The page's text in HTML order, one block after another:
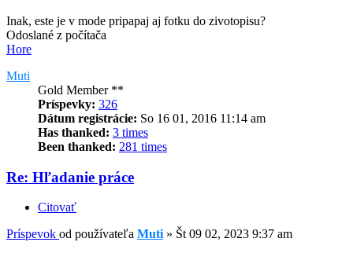
Inak, este je v mode pripapaj aj fotku do zivotopisu?
Odoslané z počítača
Hore
Muti
Gold Member **
Príspevky: 326
Dátum registrácie: So 16 01, 2016 11:14 am
Has thanked: 3 times
Been thanked: 281 times
Re: Hľadanie práce
Citovať
Príspevok od používateľa Muti » Št 09 02, 2023 9:37 am